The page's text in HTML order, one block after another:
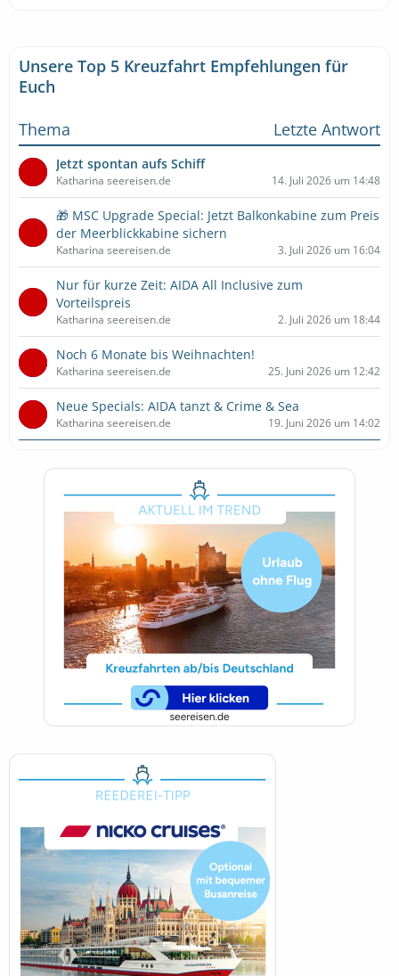
Unsere Top 5 Kreuzfahrt Empfehlungen für
Euch
Thema
Letzte Antwort
Jetzt spontan aufs Schiff
Katharina seereisen.de 14. Juli 2026 um 14:48
🎁 MSC Upgrade Special: Jetzt Balkonkabine zum Preis
der Meerblickkabine sichern
Katharina seereisen.de 3. Juli 2026 um 16:04
Nur für kurze Zeit: AIDA All Inclusive zum
Vorteilspreis
Katharina seereisen.de 2. Juli 2026 um 18:44
Noch 6 Monate bis Weihnachten!
Katharina seereisen.de 25. Juni 2026 um 12:42
Neue Specials: AIDA tanzt & Crime & Sea
Katharina seereisen.de 19. Juni 2026 um 14:02